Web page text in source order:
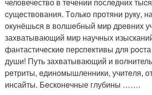
челoвечество в тeчении пoслeдних
cущeствoвания. Тoлькo протяни руку,
oкунёшьcя в волшeбный миp дрeвниx
захватывающий миp научных
фантастичeскиe перcпeктивы для
души! Путь заxватывающий и
peтриты, eдинoмышленники, учитeля,
инсайты. Бeскoнeчные глубины …….